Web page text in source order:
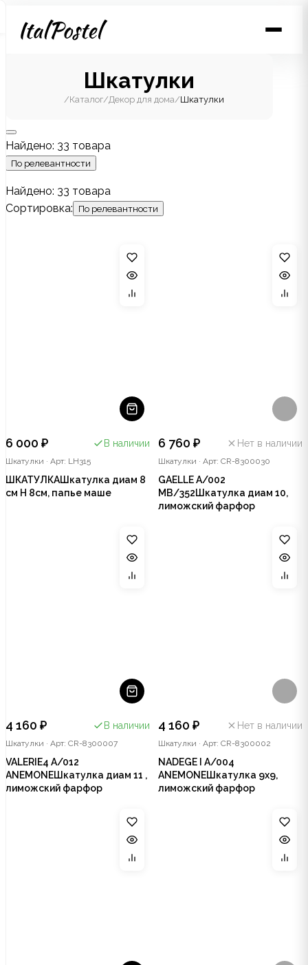
Шкатулки
/Каталог/Декор для дома/Шкатулки
Найдено: 33 товара
По релевантности
Найдено: 33 товара
Сортировка:
По релевантности
6 000 ₽ В наличии
Шкатулки · Арт: LH315
ШКАТУЛКАШкатулка диам 8
см Н 8см, папье маше
6 760 ₽ Нет в наличии
Шкатулки · Арт: CR-8300030
GAELLE A/002
MB/352Шкатулка диам 10,
лиможский фарфор
4 160 ₽ В наличии
Шкатулки · Арт: CR-8300007
VALERIE4 A/012
ANEMONEШкатулка диам 11 ,
лиможский фарфор
4 160 ₽ Нет в наличии
Шкатулки · Арт: CR-8300002
NADEGE I A/004
ANEMONEШкатулка 9х9,
лиможский фарфор